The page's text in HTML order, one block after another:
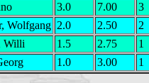
3.0 7.00
3
Wolfgang 2.0 2.50
2
Willi 1.5 2.75
1
1.0 3.00 1